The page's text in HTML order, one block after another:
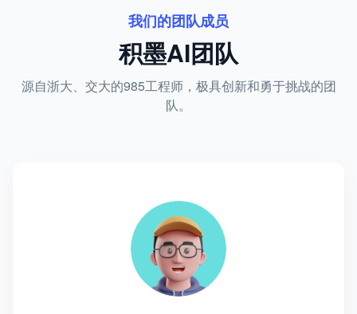
我们的团队成员
积墨AI团队
源自浙大、交大的985工程师，极具创新和勇于挑战的团
队。